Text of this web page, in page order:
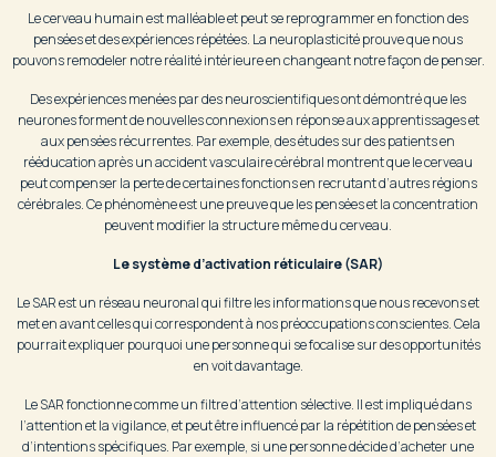
Le cerveau humain est malléable et peut se reprogrammer en fonction des
pensées et des expériences répétées. La neuroplasticité prouve que nous
pouvons remodeler notre réalité intérieure en changeant notre façon de penser.
Des expériences menées par des neuroscientifiques ont démontré que les
neurones forment de nouvelles connexions en réponse aux apprentissages et
aux pensées récurrentes. Par exemple, des études sur des patients en
rééducation après un accident vasculaire cérébral montrent que le cerveau
peut compenser la perte de certaines fonctions en recrutant d’autres régions
cérébrales. Ce phénomène est une preuve que les pensées et la concentration
peuvent modifier la structure même du cerveau.
Le système d’activation réticulaire (SAR)
Le SAR est un réseau neuronal qui filtre les informations que nous recevons et
met en avant celles qui correspondent à nos préoccupations conscientes. Cela
pourrait expliquer pourquoi une personne qui se focalise sur des opportunités
en voit davantage.
Le SAR fonctionne comme un filtre d’attention sélective. Il est impliqué dans
l’attention et la vigilance, et peut être influencé par la répétition de pensées et
d’intentions spécifiques. Par exemple, si une personne décide d’acheter une